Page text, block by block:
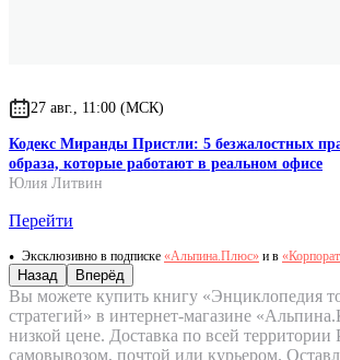
27 авг., 11:00 (МСК)
Кодекс Миранды Пристли: 5 безжалостных
образа, которые работают в реальном офисе
Юлия Литвин
Перейти
Эксклюзивно в подписке «Альпина.Плюс» и в
Назад Вперёд
Вы можете купить книгу «Энциклопедия
стратегий» в интернет-магазине
низкой цене. Доставка по всей территории
самовывозом, почтой или курьером.